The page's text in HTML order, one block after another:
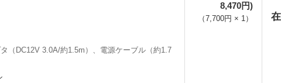
（DC12V 3.0A/約1.5m）、電源ケーブル（約1.7
8,470円)
（7,700円 × 1 ）